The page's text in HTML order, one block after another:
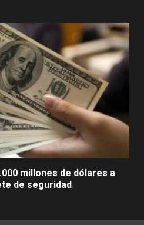
millones de dólares a
de seguridad